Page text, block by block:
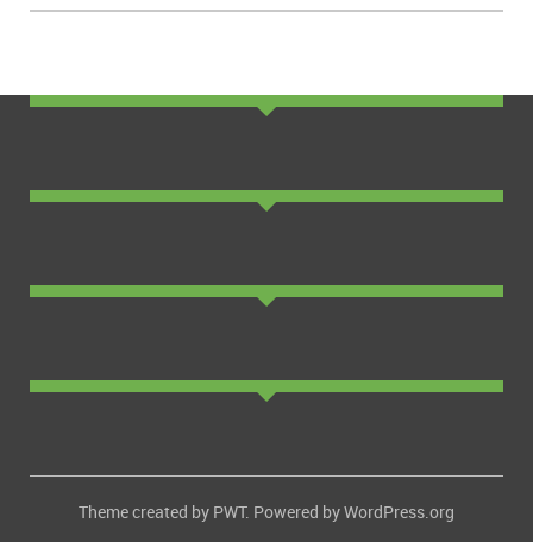
Theme created by PWT. Powered byWordPress.org